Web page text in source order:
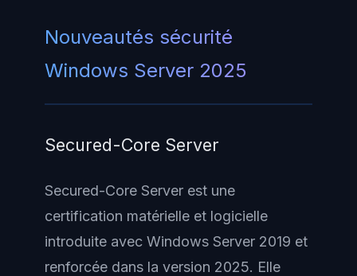
Nouveautés sécurité
Windows Server 2025
Secured-Core Server
Secured-Core Server est une
certification matérielle et logicielle
introduite avec Windows Server 2019 et
renforcée dans la version 2025. Elle